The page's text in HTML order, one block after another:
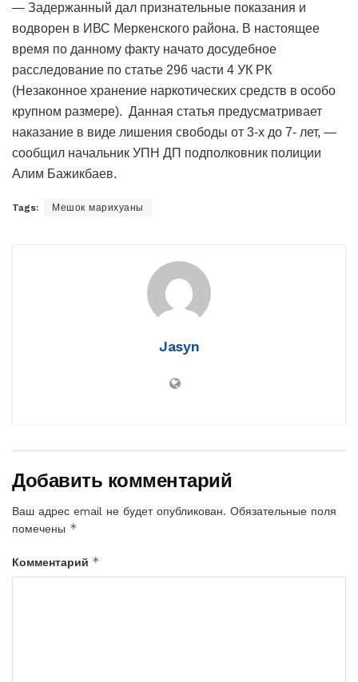
— Задержанный дал признательные показания и
водворен в ИВС Меркенского района. В настоящее
время по данному факту начато досудебное
расследование по статье 296 части 4 УК РК
(Незаконное хранение наркотических средств в особо
крупном размере). Данная статья предусматривает
наказание в виде лишения свободы от 3-х до 7- лет, —
сообщил начальник УПН ДП подполковник полиции
Алим Бажикбаев.
Tags: Мешок марихуаны
Jasyn
Добавить комментарий
Ваш адрес email не будет опубликован. Обязательные поля
помечены *
Комментарий *